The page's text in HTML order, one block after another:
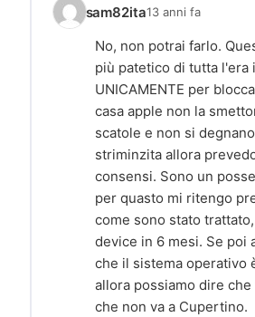
sam82ita13 anni fa
No, non potrai farlo.
più patetico di tutta l'era
UNICAMENTE per
casa apple non la
scatole e non si
striminzita allora
consensi. Sono un
per quasto mi ritengo
come sono stato
device in 6 mesi. Se poi
che il sistema operativo
allora possiamo dire
che non va a Cupertino.